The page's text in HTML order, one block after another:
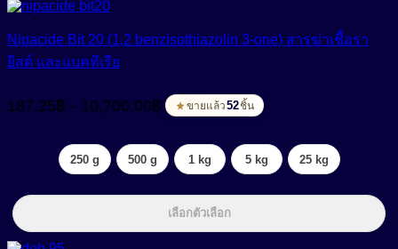
Nipacide Bit 20 (1,2 benzisothiazolin 3-one) สารฆ่าเชื้อรา
ยีสต์ และแบคทีเรีย
187.25฿ – 10,700.00฿ range:
through
10,700.00฿
ขายแล้ว52ชิ้น
250 g 500 g 1 kg 5 kg 25 kg
เลือกตัวเลือก